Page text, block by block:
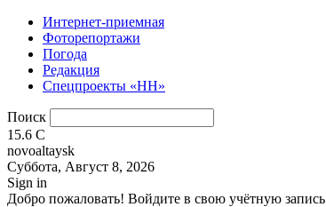
Интернет-приемная
Фоторепортажи
Погода
Редакция
Спецпроекты «НН»
Поиск
15.6 C
novoaltaysk
Суббота, Август 8, 2026
Sign in
Добро пожаловать! Войдите в свою учётную запись